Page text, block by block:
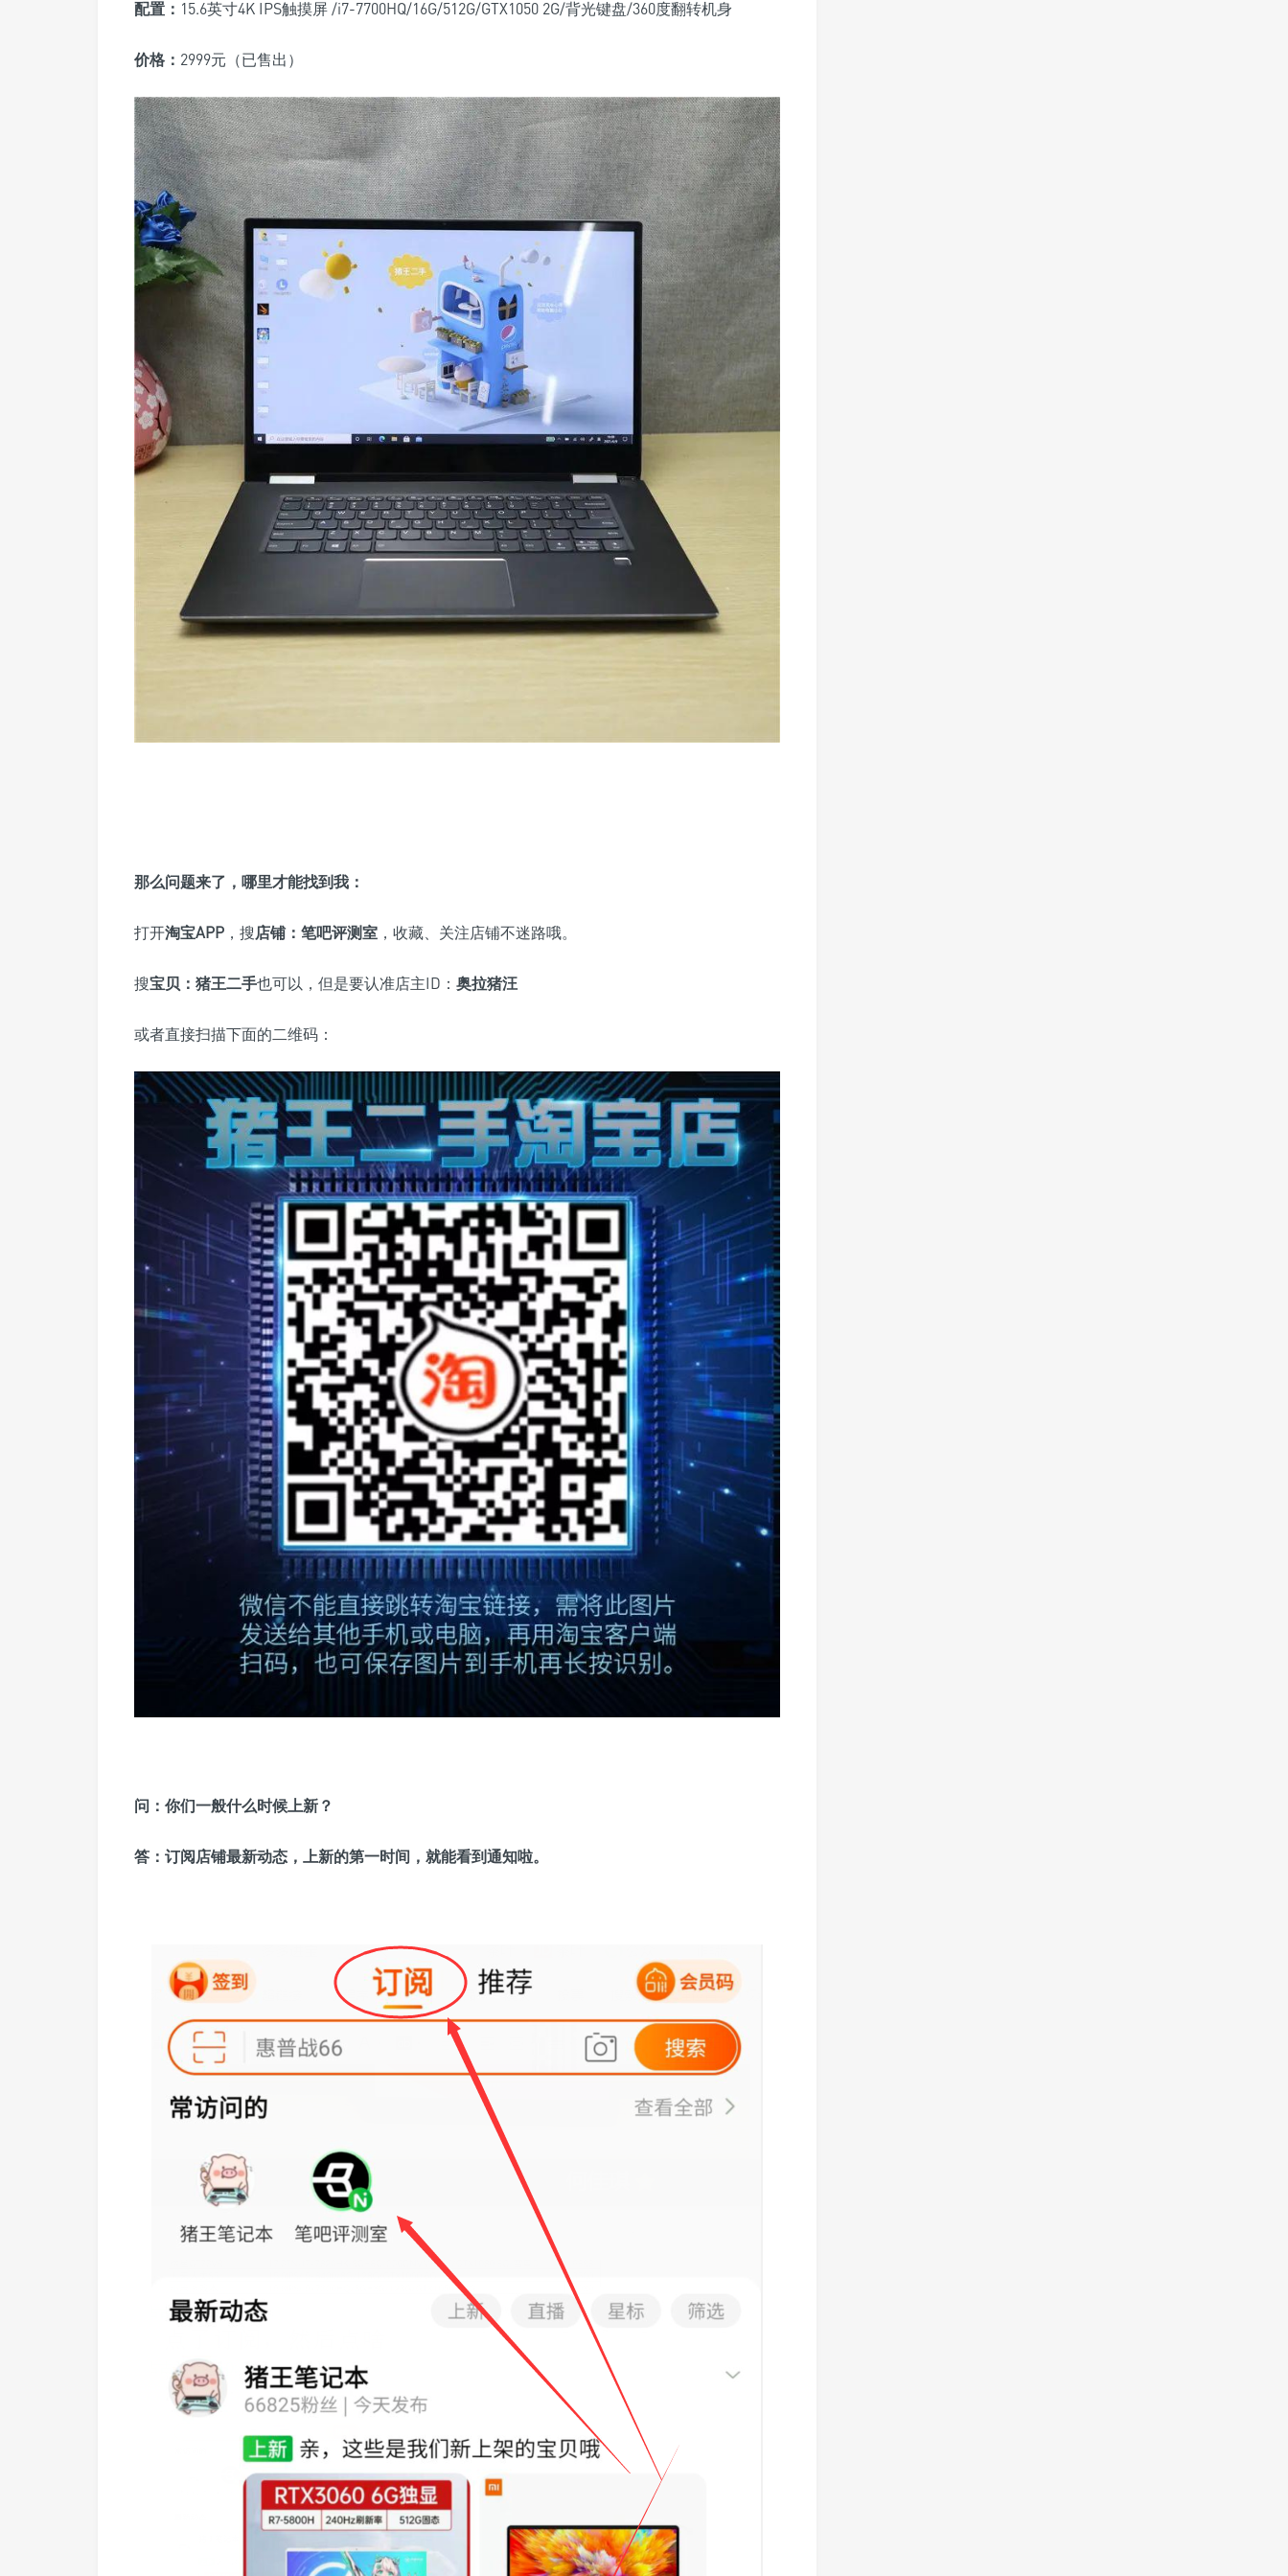
配置： 15.6英寸4K IPS触摸屏 /i7-7700HQ/16G/512G/GTX1050 2G/背光键盘/360度翻转机身
价格： 2999元 （已售出）
那么问题来了，哪里才能找到我：
打开淘宝APP ，搜店铺： 笔吧评测室 ，收藏、关注店铺不迷路哦。
搜宝贝 ： 猪王二手也可以，但是要认准店主ID： 奥拉猪汪
或者直接扫描下面的二维码：
问： 你们一般什么时候上新？
答： 订阅店铺最新动态，上新的第一时间，就能看到通知啦。